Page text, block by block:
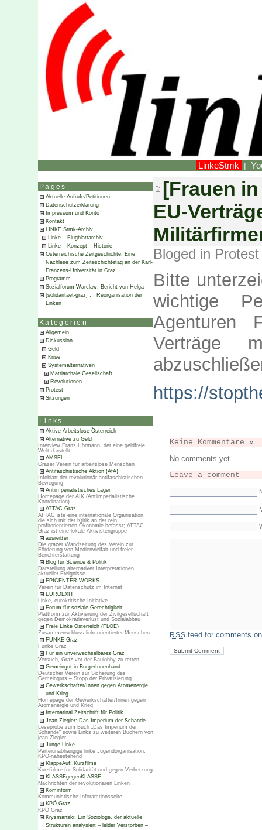
LinkeStmk |
Pages
Aktuelle Aufrufe/Petitionen
Datenschutzerklärung
Impressum und Konto
Kontakt
LINKE.Stmk-Archiv
Linke – Flugblattarchiv
Linke – Konzept – Historie
Österreichische Zeitgeschichte: Eine
Nachlese zum Zeiteschichtetag an der Karl-
Franzens-Universität in Graz
Programm
Sozialforum Warclaw: Bericht von Helga
[solidaritaet-graz] … Reorganisation der
Linken
Kategorien
Allgemein
Diskussion
Geld
Krise
Systemalternativen
Matriarchale Gesellschaft
Revolutionen
Protest
Sitzungen
Links
Aktive Arbeitslose Österreich
Alternative zu Geld
Interview Franz Hörmann, der eine geldfreie
Welt darstellt.
AMSEL
Grazer Verein für arbeitslose Menschen
Antifaschistische Aktion (AfA)
Infoblatt der revolutionär antifaschistischen
Bewegung
Antiimperialistisches Lager
Homepage der AIK (Antiimperialistische
Koordination)
ATTAC-Graz
ATTAC iste eine internationale Organisation,
die sich mit der Kritik an der rein
profitorientierten Ökonomie befasst; ATTAC-
Graz ist eine lokale Aktivistengruppe
ausreißer
Die grazer Wandzeitung des Verein zur
Förderung von Medienvielfalt und freier
Berichterstattung
Blog für Science & Politik
Darstellung alternativer Interpretationen
aktueller Ereignisse
EPICENTER.WORKS
Verein für Datenschutz im Internet
EUROEXIT
Linke, eurokritische Initiative
Forum für soziale Gerechtigkeit
Plattform zur Aktivierung der Zivilgesellschaft
gegen Demokratieverlust und Sozialabbau
Freie Linke Österreich (FLOE)
Zusammenschluss linksorientierter Menschen
FUNKE Graz
Funke Graz
Für ein unverwechselbares Graz
Versuch, Graz vor der Baulobby zu retten ..
Gemeingut in BürgerInnenhand
Deutscher Verein zur Sicherung des
Gemeinguts – Stopp der Privatisierung
Gewerkschafter/Innen gegen Atomenergie
und Krieg
Homepage der Gewerkschafter/Innen gegen
Atomenergie und Krieg
Internatinal Zeitschrift für Politik
Jean Ziegler: Das Imperium der Schande
Leseprobe zum Buch „Das Imperium der
Schande“ sowie Links zu weiteren Büchern von
jean Ziegler
Junge Linke
Parteiunabhängige linke Jugendorganisation;
KPÖ-nahestehend
KlappeAuf: Kurzfilme
Kurzfülme für Solidarität und gegen Verhetzung
KLASSEgegenKLASSE
Nachrichten der revolutionären Linken
Kominform
Kommunistische Inforamtionsseite
KPÖ-Graz
KPÖ Graz
Krysmanski: Ein Soziologe, der aktuelle
Strukturen analysiert – leider Verstorben –
[Frauen
EU-
Bloged in Protest
Bitte
wichtige
Agenturen
Verträge
https://
Keine Kommentare »
No comments yet.
Leave a comment
RSS feed for comments